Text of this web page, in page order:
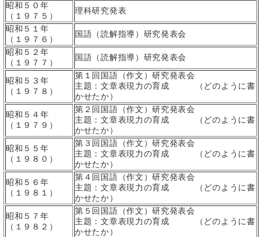
昭和５０年
（１９７５）
理科研究発表
昭和５１年
（１９７６）
国語（読解指導）研究発表会
昭和５２年
（１９７７）
国語（読解指導）研究発表会
昭和５３年
（１９７８）
第１回国語（作文）研究発表会
主題：文章表現力の育成 （どのように書
かせたか）
昭和５４年
（１９７９）
第２回国語（作文）研究発表会
主題：文章表現力の育成 （どのように書
かせたか）
昭和５５年
（１９８０）
第３回国語（作文）研究発表会
主題：文章表現力の育成 （どのように書
かせたか）
昭和５６年
（１９８１）
第４回国語（作文）研究発表会
主題：文章表現力の育成 （どのように書
かせたか）
昭和５７年
（１９８２）
第５回国語（作文）研究発表会
主題：文章表現力の育成 （どのように書
かせたか）